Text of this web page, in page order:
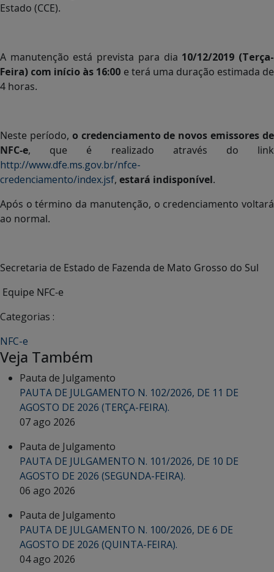
Estado (CCE).
A manutenção está prevista para dia 10/12/2019 (Terça-
Feira) com início às 16:00 e terá uma duração estimada de
4 horas.
Neste período, o credenciamento de novos emissores de
NFC-e, que é realizado através do link
http://www.dfe.ms.gov.br/nfce-
credenciamento/index.jsf, estará indisponível.
Após o término da manutenção, o credenciamento voltará
ao normal.
Secretaria de Estado de Fazenda de Mato Grosso do Sul
Equipe NFC-e
Categorias :
NFC-e
Veja Também
Pauta de Julgamento
PAUTA DE JULGAMENTO N. 102/2026, DE 11 DE
AGOSTO DE 2026 (TERÇA-FEIRA).
07 ago 2026
Pauta de Julgamento
PAUTA DE JULGAMENTO N. 101/2026, DE 10 DE
AGOSTO DE 2026 (SEGUNDA-FEIRA).
06 ago 2026
Pauta de Julgamento
PAUTA DE JULGAMENTO N. 100/2026, DE 6 DE
AGOSTO DE 2026 (QUINTA-FEIRA).
04 ago 2026